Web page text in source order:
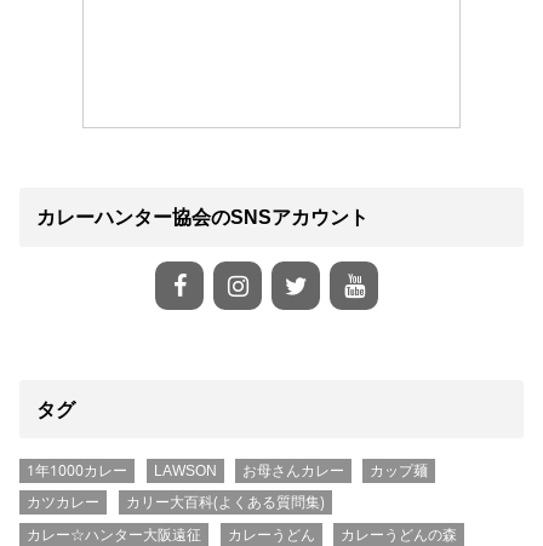
カレーハンター協会のSNSアカウント
タグ
1年1000カレー LAWSON お母さんカレー
カップ麺
カツカレー
カリー大百科(よくある質問集)
カレー☆ハンター大阪遠征
カレーうどん
カレーうどんの森